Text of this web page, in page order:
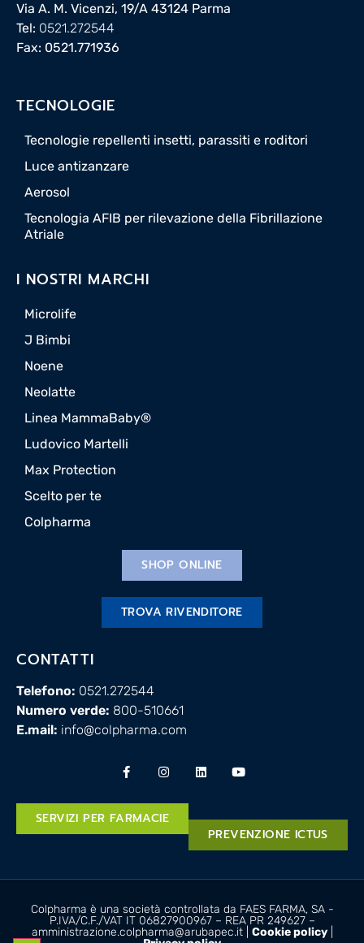
Via A. M. Vicenzi, 19/A 43124 Parma
Tel: 0521.272544
Fax: 0521.771936
TECNOLOGIE
Tecnologie repellenti insetti, parassiti e roditori
Luce antizanzare
Aerosol
Tecnologia AFIB per rilevazione della Fibrillazione
Atriale
I NOSTRI MARCHI
Microlife
J Bimbi
Noene
Neolatte
Linea MammaBaby®
Ludovico Martelli
Max Protection
Scelto per te
Colpharma
SHOP ONLINE
TROVA RIVENDITORE
CONTATTI
Telefono: 0521.272544
Numero verde: 800-510661
E.mail: info@colpharma.com
SERVIZI PER FARMACIE
PREVENZIONE ICTUS
Colpharma è una società controllata da FAES FARMA, SA -
P.IVA/C.F./VAT IT 06827900967 – REA PR 249627 –
amministrazione.colpharma@arubapec.it | Cookie policy|